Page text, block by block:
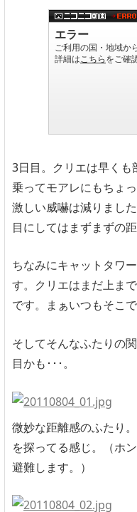
3日目。クリエは早く
乗ってモアレにもちょ
激しい威嚇は減りまし
目にしてはまずまずの
ちなみにキャットタワ
す。クリエはまだ上ま
です。まぁいつもそこで
そしてそんなふたりの
目かも･･･。
微妙な距離感のふたり
を探ってる感じ。（ホ
避難します。）